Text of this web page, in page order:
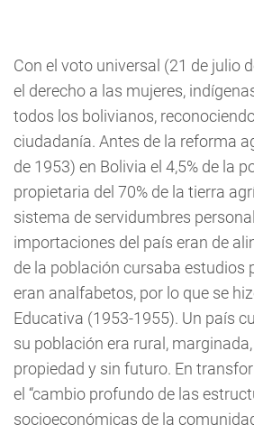
Con el voto universal (21 de julio
el derecho a las mujeres,
todos los bolivianos,
ciudadanía. Antes de la reforma
de 1953) en Bolivia el 4,5% de la
propietaria del 70% de la tierra
sistema de servidumbres
importaciones del país eran de
de la población cursaba estudios
eran analfabetos, por lo que se
Educativa (1953-1955). Un país
su población era rural,
propiedad y sin futuro. En
el “cambio profundo de las
socioeconómicas de la